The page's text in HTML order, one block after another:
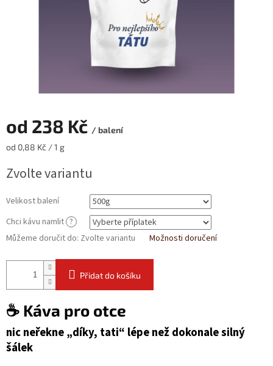
od 238 Kč / balení
Měrná
od 0,88 Kč / 1 g
Zvolte variantu
Velikost balení
Chci kávu namlit ?
Můžeme doručit do: Zvolte variantu Možnosti doručení
Přidat do košíku
☕ Káva pro otce
nic neřekne „díky, tati“ lépe než dokonale silný
šálek